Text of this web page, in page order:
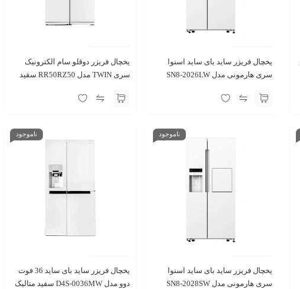
یخچال فریزر ساید بای ساید اسنوا
سری هارمونی مدل SN8-2026LW
یخچال فریزر دوقلو سام الکترونیک
سری TWIN مدل RR50RZ50 سفید
ناموجود
یخچال فریزر ساید بای ساید اسنوا
سری هارمونی مدل SN8-2028SW
ناموجود
یخچال فریزر ساید بای ساید 36 فوت
دوو مدل D4S-0036MW سفید متالیک